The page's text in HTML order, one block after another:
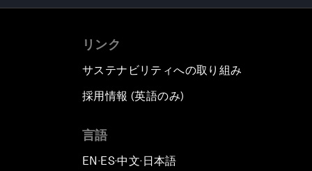
リンク
サステナビリティへの取り組み
採用情報 (英語のみ)
言語
EN ▪ES▪中文▪ 日本語